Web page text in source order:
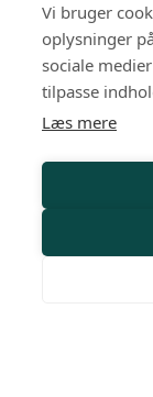
HR-kurser
Personalejura
Rådgivning
Viden
Mit Dansk HR
Vi bruger
oplysninger
sociale
tilpasse
Læs mere